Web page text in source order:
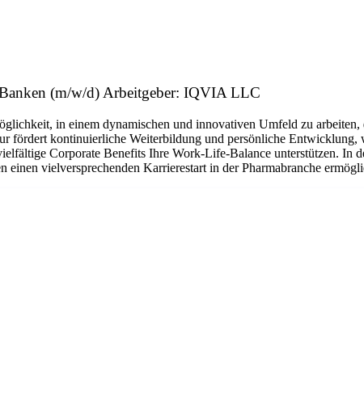
(m/w/d) Arbeitgeber: IQVIA LLC
in einem dynamischen und innovativen Umfeld zu arbeiten,
fördert kontinuierliche Weiterbildung und persönliche Entwicklung,
Corporate Benefits Ihre Work-Life-Balance unterstützen. In
vielversprechenden Karrierestart in der Pharmabranche